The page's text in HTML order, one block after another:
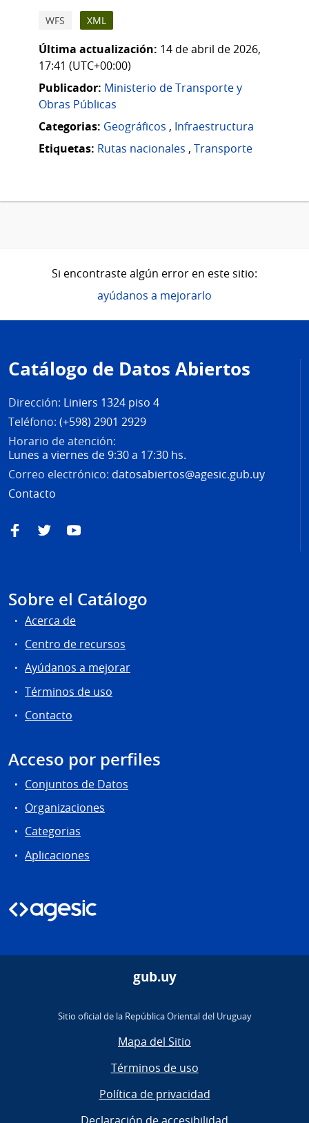
WFS XML
Última actualización: 14 de abril de 2026,
17:41 (UTC+00:00)
Publicador: Ministerio de Transporte y
Obras Públicas
Categorias: Geográficos , Infraestructura
Etiquetas: Rutas nacionales , Transporte
Si encontraste algún error en este sitio:
ayúdanos a mejorarlo
de
página
Catálogo de Datos Abiertos
Dirección: Liniers 1324 piso 4
Teléfono: (+598) 2901 2929
Horario de atención:
Lunes a viernes de 9:30 a 17:30 hs.
Correo electrónico: datosabiertos@agesic.gub.uy
Contacto
FacebookTwitterYouTube
Sobre el Catálogo
Acerca de
Centro de recursos
Ayúdanos a mejorar
Términos de uso
Contacto
Acceso por perfiles
Conjuntos de Datos
Organizaciones
Categorias
Aplicaciones
gub.uy
Sitio oficial de la República Oriental del Uruguay
Mapa del Sitio
Términos de uso
Política de privacidad